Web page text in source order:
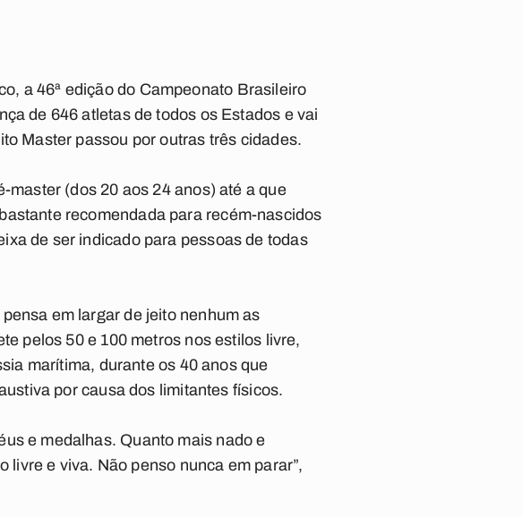
a 46ª edição do Campeonato Brasileiro
de 646 atletas de todos os Estados e vai
Master passou por outras três cidades.
(dos 20 aos 24 anos) até a que
recomendada para recém-nascidos
de ser indicado para pessoas de todas
em largar de jeito nenhum as
pelos 50 e 100 metros nos estilos livre,
marítima, durante os 40 anos que
por causa dos limitantes físicos.
e medalhas. Quanto mais nado e
livre e viva. Não penso nunca em parar”,